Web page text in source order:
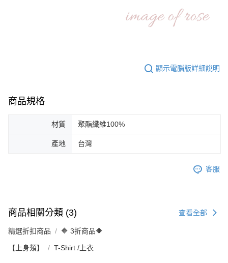
顯示電腦版詳細說明
商品規格
材質 聚酯纖維100%
產地 台灣
客服
商品相關分類 (3) 查看全部
精選折扣商品 🔶 3折商品🔶
【上身類】 T-Shirt /上衣